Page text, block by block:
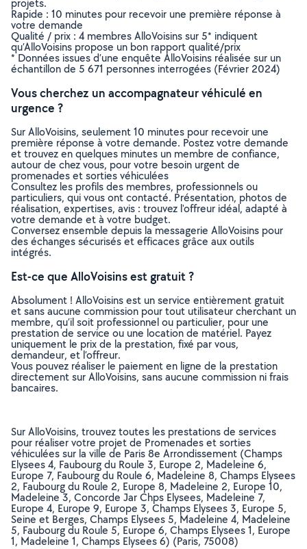
projets.
Rapide : 10 minutes pour recevoir une première réponse à
votre demande
Qualité / prix : 4 membres AlloVoisins sur 5* indiquent
qu’AlloVoisins propose un bon rapport qualité/prix
* Données issues d’une enquête AlloVoisins réalisée sur un
échantillon de 5 671 personnes interrogées (Février 2024)
Vous cherchez un accompagnateur véhiculé en
urgence ?
Sur AlloVoisins, seulement 10 minutes pour recevoir une
première réponse à votre demande. Postez votre demande
et trouvez en quelques minutes un membre de confiance,
autour de chez vous, pour votre besoin urgent de
promenades et sorties véhiculées
Consultez les profils des membres, professionnels ou
particuliers, qui vous ont contacté. Présentation, photos de
réalisation, expertises, avis : trouvez l'offreur idéal, adapté à
votre demande et à votre budget.
Conversez ensemble depuis la messagerie AlloVoisins pour
des échanges sécurisés et efficaces grâce aux outils
intégrés.
Est-ce que AlloVoisins est gratuit ?
Absolument ! AlloVoisins est un service entièrement gratuit
et sans aucune commission pour tout utilisateur cherchant un
membre, qu’il soit professionnel ou particulier, pour une
prestation de service ou une location de matériel. Payez
uniquement le prix de la prestation, fixé par vous,
demandeur, et l’offreur.
Vous pouvez réaliser le paiement en ligne de la prestation
directement sur AlloVoisins, sans aucune commission ni frais
bancaires.
Sur AlloVoisins, trouvez toutes les prestations de services
pour réaliser votre projet de Promenades et sorties
véhiculées sur la ville de Paris 8e Arrondissement (Champs
Elysees 4, Faubourg du Roule 3, Europe 2, Madeleine 6,
Europe 7, Faubourg du Roule 6, Madeleine 8, Champs Elysees
2, Faubourg du Roule 2, Europe 8, Madeleine 2, Europe 10,
Madeleine 3, Concorde Jar Chps Elysees, Madeleine 7,
Europe 4, Europe 9, Europe 3, Champs Elysees 3, Europe 5,
Seine et Berges, Champs Elysees 5, Madeleine 4, Madeleine
5, Faubourg du Roule 5, Europe 6, Champs Elysees 1, Europe
1, Madeleine 1, Champs Elysees 6) (Paris, 75008)